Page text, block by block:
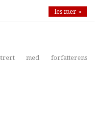
les mer »
med forfatterens